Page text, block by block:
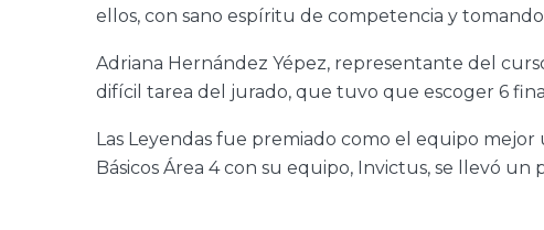
ellos, con sano espíritu de competencia y
Adriana Hernández Yépez, representante del
difícil tarea del jurado, que tuvo que escoger 6
Las Leyendas fue premiado como el equipo mejor
Básicos Área 4 con su equipo, Invictus, se llevó